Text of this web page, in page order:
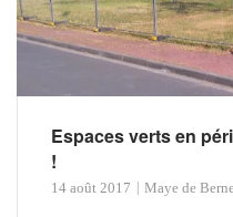
Espaces verts en
!
14 août 2017 Maye de